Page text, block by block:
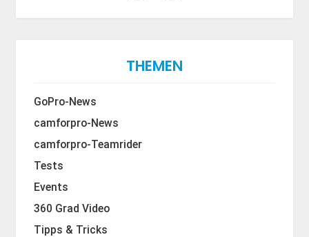
THEMEN
GoPro-News
camforpro-News
camforpro-Teamrider
Tests
Events
360 Grad Video
Tipps & Tricks